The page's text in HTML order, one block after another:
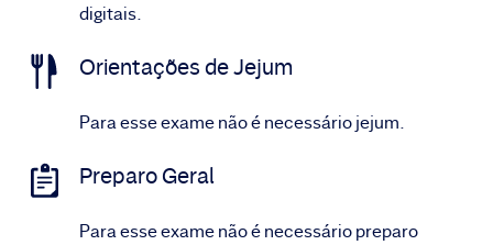
digitais.
Orientações de Jejum
Para esse exame não é necessário jejum.
Preparo Geral
Para esse exame não é necessário preparo